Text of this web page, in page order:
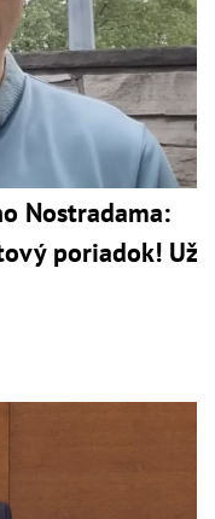
Nostradama:
poriadok! Už